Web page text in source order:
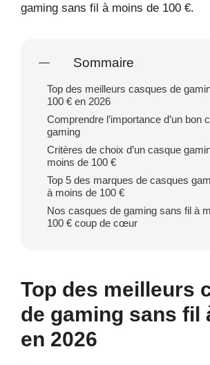
gaming sans fil à moins de 100 €.
Sommaire
Top des meilleurs casques de
100 € en 2026
Comprendre l’importance d’un bon
gaming
Critères de choix d’un casque
moins de 100 €
Top 5 des marques de casques
à moins de 100 €
Nos casques de gaming sans fil à
100 € coup de cœur
Top des meilleurs
de gaming sans fil
en 2026